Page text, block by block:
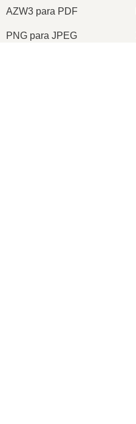
AZW3 para PDF
PNG para JPEG